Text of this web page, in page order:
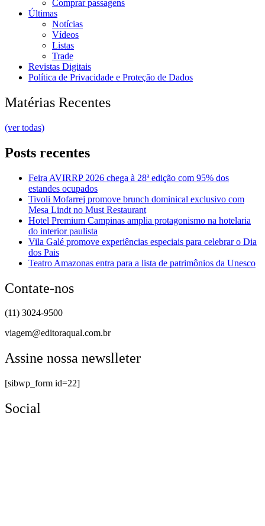
Comprar passagens
Últimas
Notícias
Vídeos
Listas
Trade
Revistas Digitais
Política de Privacidade e Proteção de Dados
Matérias Recentes
(ver todas)
Posts recentes
Feira AVIRRP 2026 chega à 28ª edição com 95% dos
estandes ocupados
Tivoli Mofarrej promove brunch dominical exclusivo com
Mesa Lindt no Must Restaurant
Hotel Premium Campinas amplia protagonismo na hotelaria
do interior paulista
Vila Galé promove experiências especiais para celebrar o Dia
dos Pais
Teatro Amazonas entra para a lista de patrimônios da Unesco
Contate-nos
(11) 3024-9500
viagem@editoraqual.com.br
Assine nossa newslleter
[sibwp_form id=22]
Social